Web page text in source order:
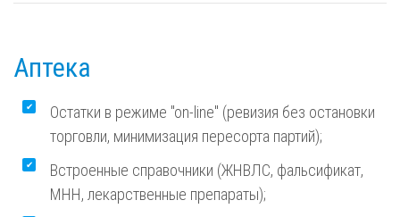
Аптека
Остатки в режиме "on-line" (ревизия без остановки
торговли, минимизация пересорта партий);
Встроенные справочники (ЖНВЛС, фальсификат,
МНН, лекарственные препараты);